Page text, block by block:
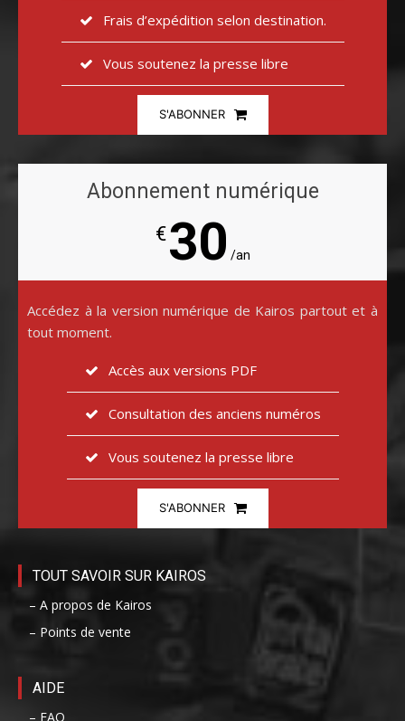
Frais d’expédition selon destination.
Vous soutenez la presse libre
S'ABONNER
Abonnement numérique
€30 /an
Accédez à la version numérique de Kairos partout et à
tout moment.
Accès aux versions PDF
Consultation des anciens numéros
Vous soutenez la presse libre
S'ABONNER
TOUT SAVOIR SUR KAIROS
– A propos de Kairos
– Points de vente
AIDE
– FAQ